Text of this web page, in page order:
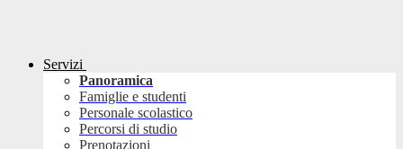
Servizi
Panoramica
Famiglie e studenti
Personale scolastico
Percorsi di studio
Prenotazioni